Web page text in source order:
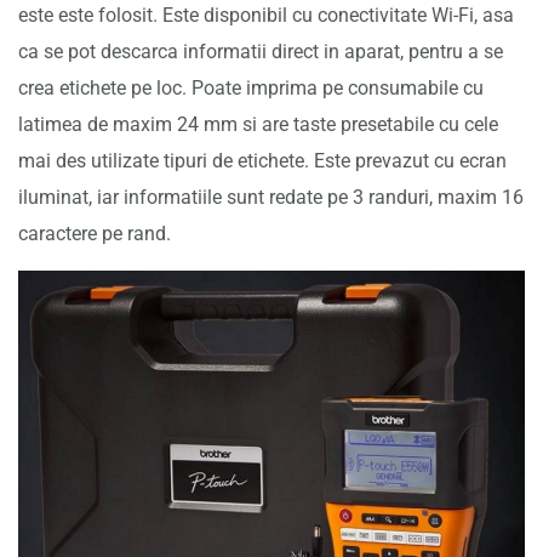
este este folosit. Este disponibil cu conectivitate Wi-Fi, asa
ca se pot descarca informatii direct in aparat, pentru a se
crea etichete pe loc. Poate imprima pe consumabile cu
latimea de maxim 24 mm si are taste presetabile cu cele
mai des utilizate tipuri de etichete. Este prevazut cu ecran
iluminat, iar informatiile sunt redate pe 3 randuri, maxim 16
caractere pe rand.